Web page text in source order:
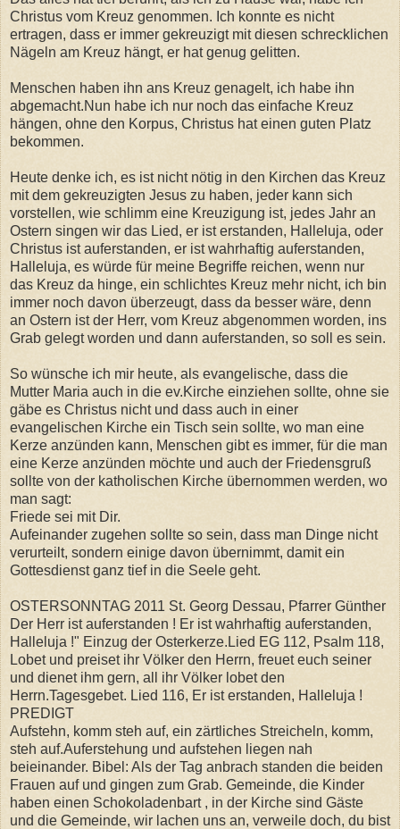
Christus vom Kreuz genommen. Ich konnte es nicht
ertragen, dass er immer gekreuzigt mit diesen schrecklichen
Nägeln am Kreuz hängt, er hat genug gelitten.
Menschen haben ihn ans Kreuz genagelt, ich habe ihn
abgemacht.Nun habe ich nur noch das einfache Kreuz
hängen, ohne den Korpus, Christus hat einen guten Platz
bekommen.
Heute denke ich, es ist nicht nötig in den Kirchen das Kreuz
mit dem gekreuzigten Jesus zu haben, jeder kann sich
vorstellen, wie schlimm eine Kreuzigung ist, jedes Jahr an
Ostern singen wir das Lied, er ist erstanden, Halleluja, oder
Christus ist auferstanden, er ist wahrhaftig auferstanden,
Halleluja, es würde für meine Begriffe reichen, wenn nur
das Kreuz da hinge, ein schlichtes Kreuz mehr nicht, ich bin
immer noch davon überzeugt, dass da besser wäre, denn
an Ostern ist der Herr, vom Kreuz abgenommen worden, ins
Grab gelegt worden und dann auferstanden, so soll es sein.
So wünsche ich mir heute, als evangelische, dass die
Mutter Maria auch in die ev.Kirche einziehen sollte, ohne sie
gäbe es Christus nicht und dass auch in einer
evangelischen Kirche ein Tisch sein sollte, wo man eine
Kerze anzünden kann, Menschen gibt es immer, für die man
eine Kerze anzünden möchte und auch der Friedensgruß
sollte von der katholischen Kirche übernommen werden, wo
man sagt:
Friede sei mit Dir.
Aufeinander zugehen sollte so sein, dass man Dinge nicht
verurteilt, sondern einige davon übernimmt, damit ein
Gottesdienst ganz tief in die Seele geht.
OSTERSONNTAG 2011 St. Georg Dessau, Pfarrer Günther
Der Herr ist auferstanden ! Er ist wahrhaftig auferstanden,
Halleluja !" Einzug der Osterkerze.Lied EG 112, Psalm 118,
Lobet und preiset ihr Völker den Herrn, freuet euch seiner
und dienet ihm gern, all ihr Völker lobet den
Herrn.Tagesgebet. Lied 116, Er ist erstanden, Halleluja !
PREDIGT
Aufstehn, komm steh auf, ein zärtliches Streicheln, komm,
steh auf.Auferstehung und aufstehen liegen nah
beieinander. Bibel: Als der Tag anbrach standen die beiden
Frauen auf und gingen zum Grab. Gemeinde, die Kinder
haben einen Schokoladenbart , in der Kirche sind Gäste
und die Gemeinde, wir lachen uns an, verweile doch, du bist